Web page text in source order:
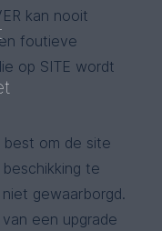
kan nooit
foutieve
op SITE wordt
best om de site
te
gewaarborgd.
een upgrade